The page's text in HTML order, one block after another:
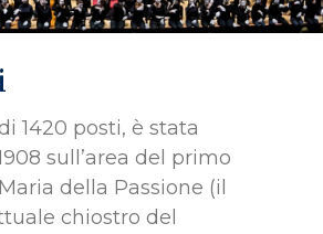
1420 posti, è stata
sull’area del primo
della Passione (il
chiostro del